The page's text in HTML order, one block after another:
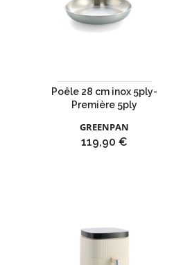
Poêle 28 cm inox 5ply-
Première 5ply
GREENPAN
Prix
119,90 €